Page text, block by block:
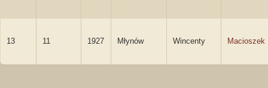
13 11 1927 Młynów Wincenty Macioszek